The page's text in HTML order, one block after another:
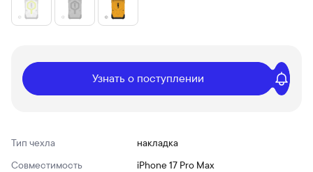
Узнать о поступлении
Тип чехла
накладка
Совместимость
iPhone 17 Pro Max